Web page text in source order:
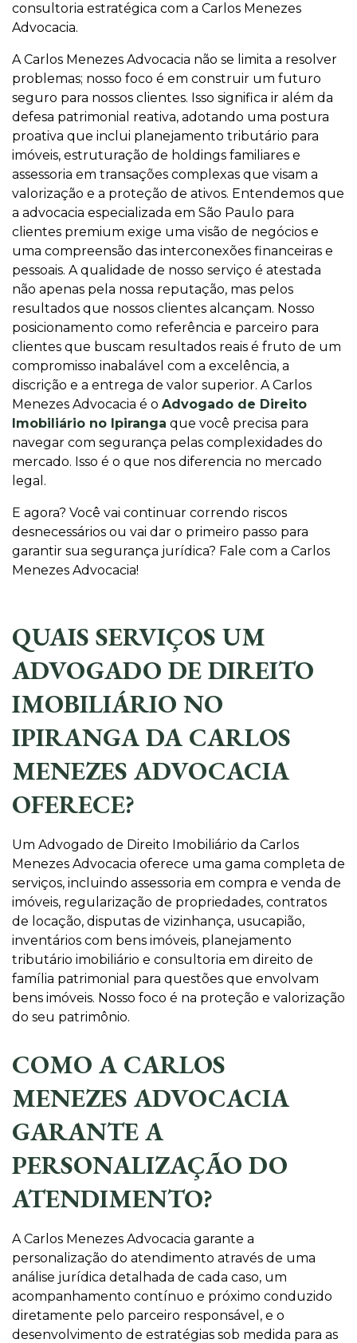
consultoria estratégica com a Carlos Menezes
Advocacia.
A Carlos Menezes Advocacia não se limita a resolver
problemas; nosso foco é em construir um futuro
seguro para nossos clientes. Isso significa ir além da
defesa patrimonial reativa, adotando uma postura
proativa que inclui planejamento tributário para
imóveis, estruturação de holdings familiares e
assessoria em transações complexas que visam a
valorização e a proteção de ativos. Entendemos que
a advocacia especializada em São Paulo para
clientes premium exige uma visão de negócios e
uma compreensão das interconexões financeiras e
pessoais. A qualidade de nosso serviço é atestada
não apenas pela nossa reputação, mas pelos
resultados que nossos clientes alcançam. Nosso
posicionamento como referência e parceiro para
clientes que buscam resultados reais é fruto de um
compromisso inabalável com a excelência, a
discrição e a entrega de valor superior. A Carlos
Menezes Advocacia é o Advogado de Direito
Imobiliário no Ipiranga que você precisa para
navegar com segurança pelas complexidades do
mercado. Isso é o que nos diferencia no mercado
legal.
E agora? Você vai continuar correndo riscos
desnecessários ou vai dar o primeiro passo para
garantir sua segurança jurídica? Fale com a Carlos
Menezes Advocacia!
QUAIS SERVIÇOS UM
ADVOGADO DE DIREITO
IMOBILIÁRIO NO
IPIRANGA DA CARLOS
MENEZES ADVOCACIA
OFERECE?
Um Advogado de Direito Imobiliário da Carlos
Menezes Advocacia oferece uma gama completa de
serviços, incluindo assessoria em compra e venda de
imóveis, regularização de propriedades, contratos
de locação, disputas de vizinhança, usucapião,
inventários com bens imóveis, planejamento
tributário imobiliário e consultoria em direito de
família patrimonial para questões que envolvam
bens imóveis. Nosso foco é na proteção e valorização
do seu patrimônio.
COMO A CARLOS
MENEZES ADVOCACIA
GARANTE A
PERSONALIZAÇÃO DO
ATENDIMENTO?
A Carlos Menezes Advocacia garante a
personalização do atendimento através de uma
análise jurídica detalhada de cada caso, um
acompanhamento contínuo e próximo conduzido
diretamente pelo parceiro responsável, e o
desenvolvimento de estratégias sob medida para as